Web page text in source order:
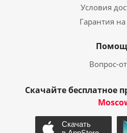
Условия
Гарантия
Вопрос-
Скачайте бесплатное